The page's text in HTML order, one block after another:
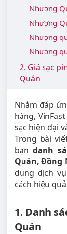
Nhượng
Nhượng
Nhượng
Nhượng
2. Giá sạc
Quán
Nhằm đáp
hàng,
sạc hiện đại
Trong bài
bạndanh
Quán, Đồng
dụng dịch
cách hiệu
1. Danh
Quán